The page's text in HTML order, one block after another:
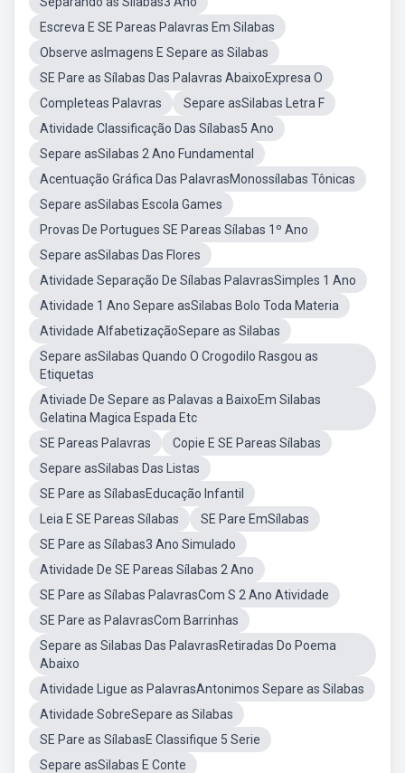
Escreva E SE Pareas Palavras Em Silabas
Observe asImagens E Separe as Silabas
SE Pare as Sílabas Das Palavras AbaixoExpresa O
Completeas Palavras
Separe asSilabas Letra F
Atividade Classificação Das Sílabas5 Ano
Separe asSilabas 2 Ano Fundamental
Acentuação Gráfica Das PalavrasMonossílabas Tônicas
Separe asSilabas Escola Games
Provas De Portugues SE Pareas Sílabas 1º Ano
Separe asSilabas Das Flores
Atividade Separação De Sílabas PalavrasSimples 1 Ano
Atividade 1 Ano Separe asSilabas Bolo Toda Materia
Atividade AlfabetizaçãoSepare as Silabas
Separe asSilabas Quando O Crogodilo Rasgou as
Etiquetas
Ativiade De Separe as Palavas a BaixoEm Silabas
Gelatina Magica Espada Etc
SE Pareas Palavras
Copie E SE Pareas Sílabas
Separe asSilabas Das Listas
SE Pare as SílabasEducação Infantil
Leia E SE Pareas Sílabas
SE Pare EmSílabas
SE Pare as Sílabas3 Ano Simulado
Atividade De SE Pareas Sílabas 2 Ano
SE Pare as Sílabas PalavrasCom S 2 Ano Atividade
SE Pare as PalavrasCom Barrinhas
Separe as Silabas Das PalavrasRetiradas Do Poema
Abaixo
Atividade Ligue as PalavrasAntonimos Separe as Silabas
Atividade SobreSepare as Silabas
SE Pare as SílabasE Classifique 5 Serie
Separe asSilabas E Conte